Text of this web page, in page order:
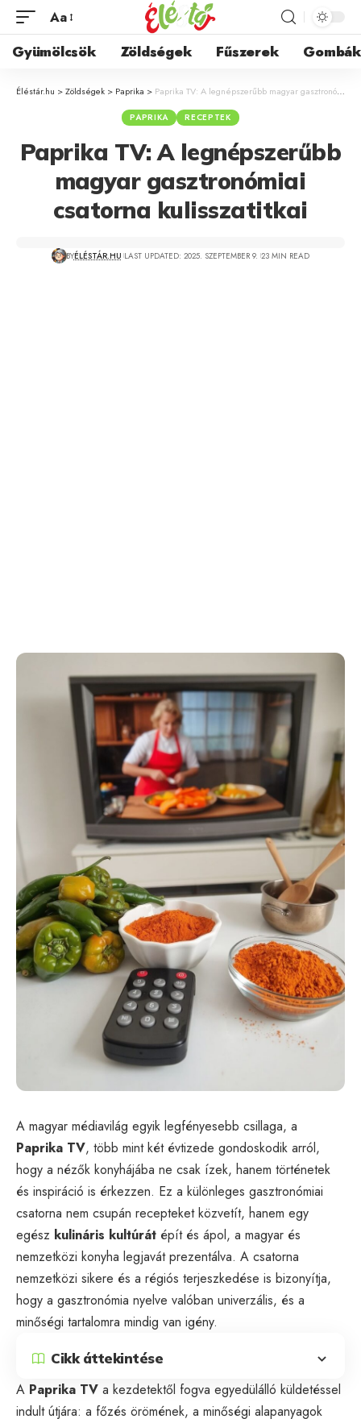
Aa
Gyümölcsök Zöldségek Fűszerek Gombák
Éléstár.hu >Zöldségek > Paprika > Paprika TV: A legnépszerűbb magyar gasztronómiai csatorna kulisszatitkai
PAPRIKA RECEPTEK
Paprika TV: A legnépszerűbb
magyar gasztronómiai
csatorna kulisszatitkai
BYÉLÉSTÁR.HU LAST UPDATED: 2025. SZEPTEMBER 9. 23 MIN READ
A magyar médiavilág egyik legfényesebb csillaga, a
Paprika TV, több mint két évtizede gondoskodik arról,
hogy a nézők konyhájába ne csak ízek, hanem történetek
és inspiráció is érkezzen. Ez a különleges gasztronómiai
csatorna nem csupán recepteket közvetít, hanem egy
egész kulináris kultúrát épít és ápol, a magyar és
nemzetközi konyha legjavát prezentálva. A csatorna
nemzetközi sikere és a régiós terjeszkedése is bizonyítja,
hogy a gasztronómia nyelve valóban univerzális, és a
minőségi tartalomra mindig van igény.
Cikk áttekintése
A Paprika TV a kezdetektől fogva egyedülálló küldetéssel
indult útjára: a főzés örömének, a minőségi alapanyagok